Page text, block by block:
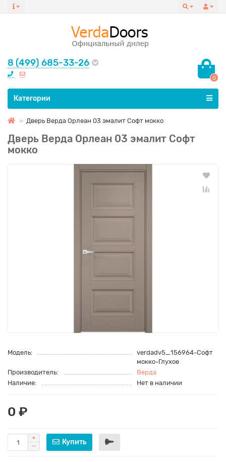
8 (499) 685-33-26
0
Все категории
Категории
Дверь Верда Орлеан 03 эмалит Софт мокко
Дверь Верда Орлеан 03 эмалит Софт
мокко
Модель:
verdadv5_156964-Софт
мокко-Глухое
Производитель:
Верда
Наличие:
Нет в наличии
0 ₽
Купить